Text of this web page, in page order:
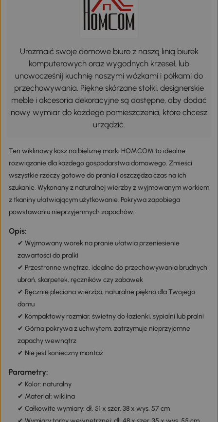
Urozmaić swoje domowe biuro z naszą linią biurek
komputerowych oraz wygodnych krzeseł, lub
unowocześnij kuchnię naszymi wózkami i półkami do
przechowywania. Piękne skórzane stołki, designerskie
meble i akcesoria dekoracyjne są dostępne, aby dodać
nowy wymiar do każdego pomieszczenia, które chcesz
urządzić.
Ten wiklinowy kosz na bieliznę marki HOMCOM to idealne
rozwiązanie dla każdego gospodarstwa domowego. Zmieści
wszystkie rzeczy gotowe do prania i oszczędza czas na ich
szukanie. Wykonany z naturalnej wierzby z wyjmowanym workiem
z tkaniny ułatwiającym użytkowanie. Pokrywa zapobiega
powstawaniu nieprzyjemnych zapachów.
Opis:
✔ Wyjmowany worek na pranie ułatwia przeniesienie
zawartości do pralki
✔ Przestronne wnętrze, idealne do przechowywania brudnych
ubrań, skarpetek, ręczników czy zabawek
✔ Ręcznie pleciona wierzba, naturalne piękno dla Twojego
domu
✔ Kompaktowy rozmiar, świetny do łazienki, sypialni lub pralni
✔ Górna pokrywa z uchwytem, zatrzymuje nieprzyjemne
zapachy wewnątrz
✔ Nie jest konieczny montaż
Parametry:
✔ Kolor: naturalny
✔ Materiał: wiklina
✔ Całkowite wymiary: dł. 51 x szer. 38 x wys. 57 cm